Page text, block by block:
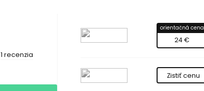
1 recenzia
orientačná cena
24 €
Zistiť cenu